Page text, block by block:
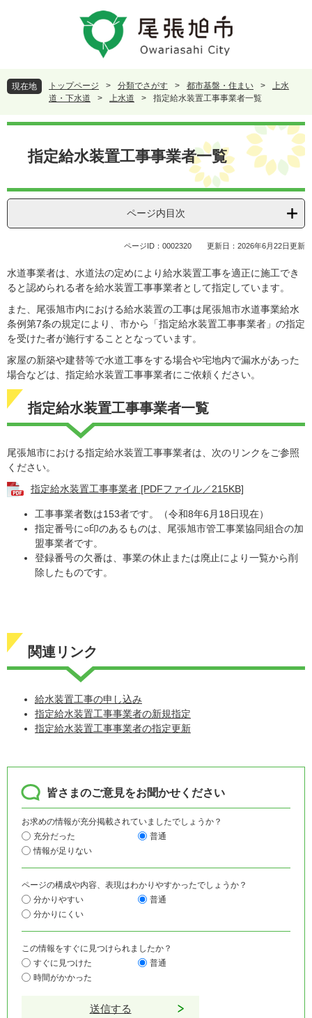
頭
で
。
飛
ば
て
現在地 トップページ > 分類でさがす > 都市基盤・住まい >
上水
道・下水道
> 上水道 > 指定給水装置工事事業者一覧
本
指定給水装置工事事業者一覧
ページ内目次
ページID：0002320 更新日：2026年6月22日更新
水道事業者は、水道法の定めにより給水装置工事を適正に施工でき
ると認められる者を給水装置工事事業者として指定しています。
また、尾張旭市内における給水装置の工事は尾張旭市水道事業給水
条例第7条の規定により、市から「指定給水装置工事事業者」の指定
を受けた者が施行することとなっています。
家屋の新築や建替等で水道工事をする場合や宅地内で漏水があった
場合などは、指定給水装置工事事業者にご依頼ください。
指定給水装置工事事業者一覧
尾張旭市における指定給水装置工事事業者は、次のリンクをご参照
ください。
指定給水装置工事事業者 [PDFファイル／215KB]
工事事業者数は153者です。（令和8年6月18日現在）
指定番号に○印のあるものは、尾張旭市管工事業協同組合の加
盟事業者です。
登録番号の欠番は、事業の休止または廃止により一覧から削
除したものです。
関連リンク
給水装置工事の申し込み
指定給水装置工事事業者の新規指定
指定給水装置工事事業者の指定更新
皆さまのご意見をお聞かせください
お求めの情報が充分掲載されていましたでしょうか？
充分だった
普通
情報が足りない
ページの構成や内容、表現はわかりやすかったでしょうか？
分かりやすい
普通
分かりにくい
この情報をすぐに見つけられましたか？
すぐに見つけた
普通
時間がかかった